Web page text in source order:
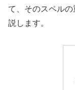
て、そのスペル
説します。